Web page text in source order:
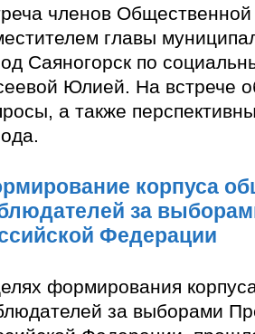
членов
главы
Саяногорск по
Юлией. На встрече
а также
корпуса
за
Федерации
формирования
за выборами